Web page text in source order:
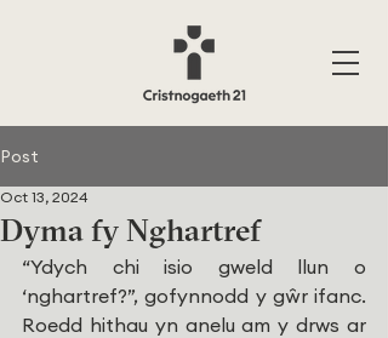
Post
Dyma fy Nghartref
Oct 13, 2024
“Ydych chi isio gweld llun o
‘nghartref?”, gofynnodd y gŵr ifanc.
Roedd hithau yn anelu am y drws ar